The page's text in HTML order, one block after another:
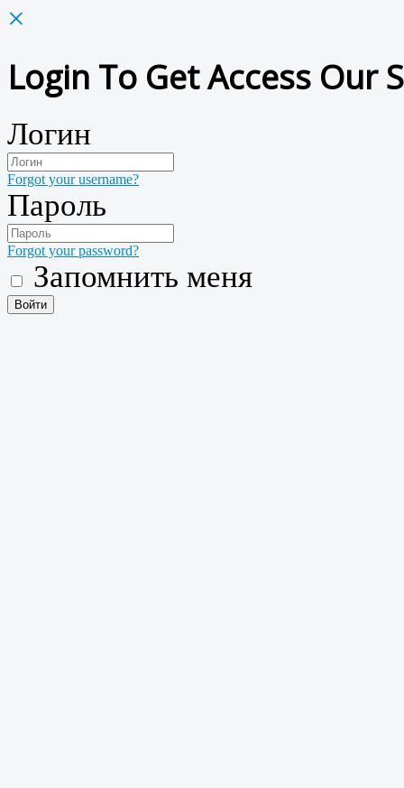
×
Login To Get Access Our
Логин
Forgot your username?
Пароль
Forgot your password?
Запомнить меня